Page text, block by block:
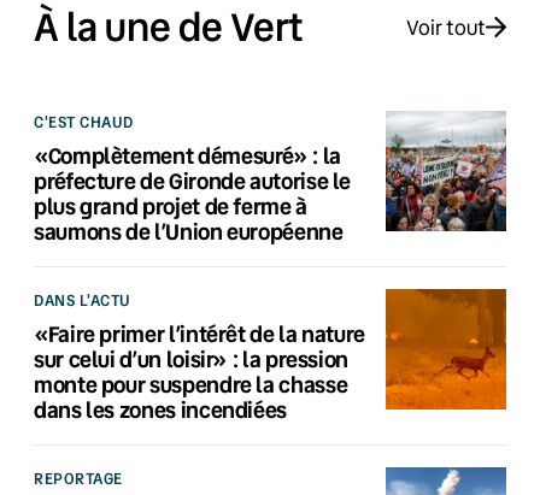
À la une de Vert Voir tout
C'EST CHAUD
«Complètement démesuré» : la
préfecture de Gironde autorise le
plus grand projet de ferme à
saumons de l’Union européenne
DANS L'ACTU
«Faire primer l’intérêt de la nature
sur celui d’un loisir» : la pression
monte pour suspendre la chasse
dans les zones incendiées
REPORTAGE